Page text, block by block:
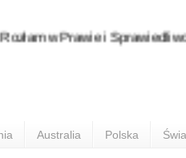
w Prawie i Sprawiedliwości
Australia Polska